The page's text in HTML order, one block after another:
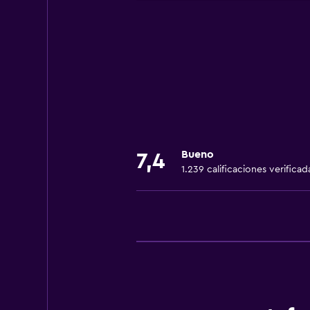
Para no fumadores
Inodoro con barras de apoyo
7,4 Bueno
1.239 calificaciones